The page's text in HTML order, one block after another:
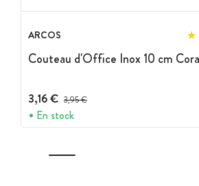
ARCOS
Couteau d'Office Inox 10 cm
3,16 € Prix avant réduction :
3,95 €
En stock